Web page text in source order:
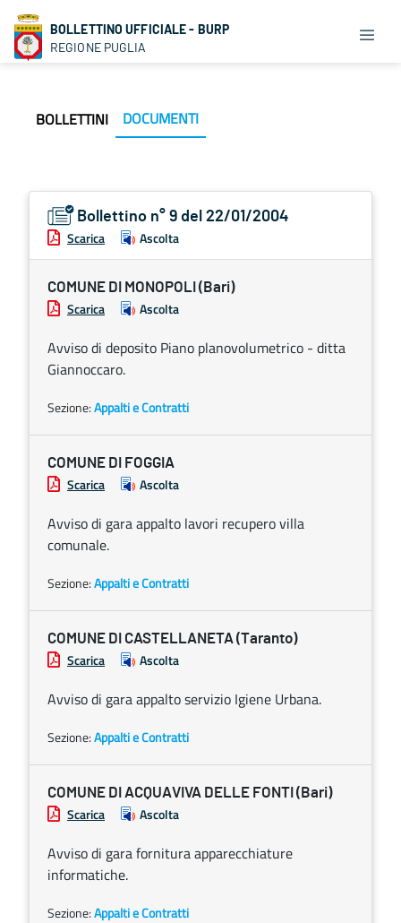
BOLLETTINO UFFICIALE - BURP
REGIONE PUGLIA
BOLLETTINI DOCUMENTI
Bollettino n° 9 del 22/01/2004
Scarica Ascolta
COMUNE DI MONOPOLI (Bari)
Scarica Ascolta
Avviso di deposito Piano planovolumetrico - ditta
Giannoccaro.
Sezione:Appalti e Contratti
COMUNE DI FOGGIA
Scarica Ascolta
Avviso di gara appalto lavori recupero villa
comunale.
Sezione:Appalti e Contratti
COMUNE DI CASTELLANETA (Taranto)
Scarica Ascolta
Avviso di gara appalto servizio Igiene Urbana.
Sezione:Appalti e Contratti
COMUNE DI ACQUAVIVA DELLE FONTI (Bari)
Scarica Ascolta
Avviso di gara fornitura apparecchiature
informatiche.
Sezione:Appalti e Contratti